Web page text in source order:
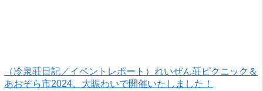
（冷泉荘日記／イベントレポート）れいぜん荘ピクニック＆
あおぞら市2024、大賑わいで開催いたしました！